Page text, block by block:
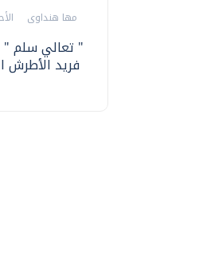
مها هنداوى الأحد، 23
" تعالي سلم "
فريد الأطرش